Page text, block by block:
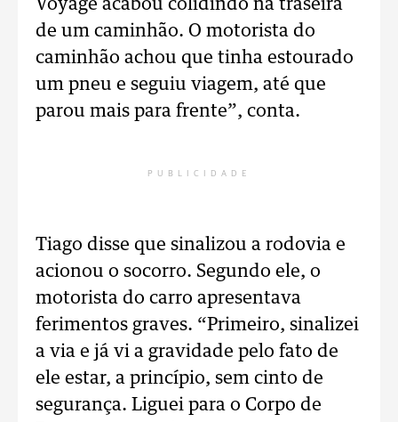
Voyage acabou colidindo na traseira
de um caminhão. O motorista do
caminhão achou que tinha estourado
um pneu e seguiu viagem, até que
parou mais para frente”, conta.
PUBLICIDADE
Tiago disse que sinalizou a rodovia e
acionou o socorro. Segundo ele, o
motorista do carro apresentava
ferimentos graves. “Primeiro, sinalizei
a via e já vi a gravidade pelo fato de
ele estar, a princípio, sem cinto de
segurança. Liguei para o Corpo de